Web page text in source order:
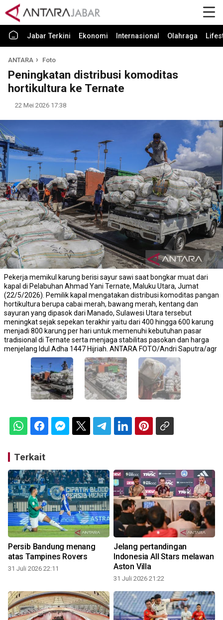
Jabar Terkini Ekonomi Internasional Olahraga
ANTARA Foto
Peningkatan distribusi komoditas
hortikultura ke Ternate
22 Mei 2026 17:38
Pekerja memikul karung berisi sayur sawi saat bongkar muat dari
kapal di Pelabuhan Ahmad Yani Ternate, Maluku Utara, Jumat
(22/5/2026). Pemilik kapal mengatakan distribusi komoditas pangan
hortikultura berupa cabai merah, bawang merah, kentang dan
sayuran yang dipasok dari Manado, Sulawesi Utara tersebut
meningkat sejak sepekan terakhir yaitu dari 400 hingga 600 karung
menjadi 800 karung per hari untuk memenuhi kebutuhan pasar
tradisional di Ternate serta menjaga stabilitas pasokan dan harga
menjelang Idul Adha 1447 Hijriah. ANTARA FOTO/Andri Saputra/agr
Terkait
Persib Bandung menang
atas Tampines Rovers
31 Juli 2026 22:11
Jelang pertandingan
Indonesia All Stars melawan
Aston Villa
31 Juli 2026 21:22